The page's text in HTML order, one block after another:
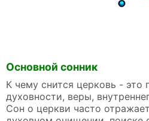
Основной сонник
К чему снится церковь - это
духовности, веры,
Сон о церкви часто